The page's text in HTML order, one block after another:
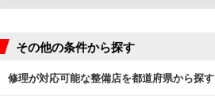
その他の条件から探す
修理が対応可能な整備店を都道府県から探す